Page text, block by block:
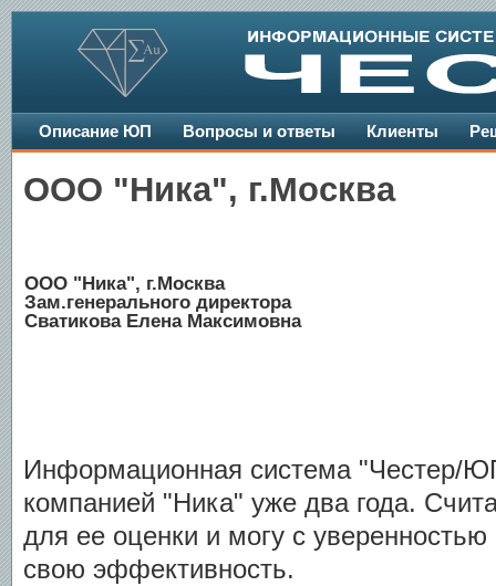
ООО "Ника", г.Москва
ООО "Ника", г.Москва
Зам.генерального директора
Сватикова Елена Максимовна
Информационная система "Честер/
компанией "Ника" уже два года.
для ее оценки и могу с уверенностью
свою эффективность.
Описание ЮП Вопросы и ответы Клиенты